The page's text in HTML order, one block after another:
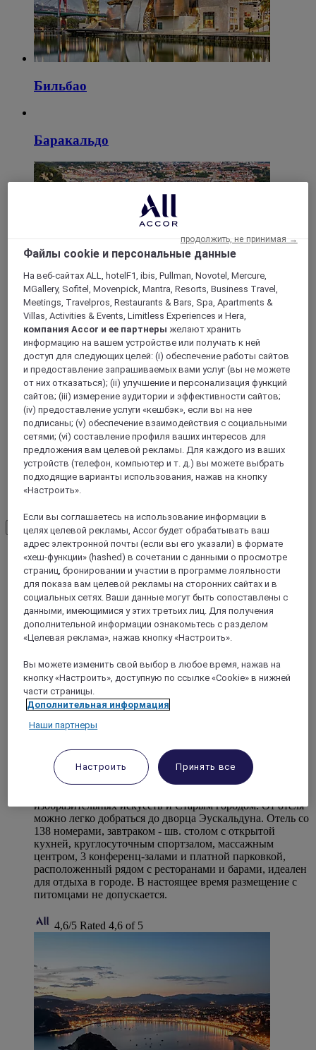
Бильбао
Баракальдо
Сан-Себастьян
Ирун
Арригорьяга
Load More See more items
БИЛЬБАО, Испания
Отель Mercure Жарден де Альбия Бильбао находится
рядом с основными городскими
изобразительных искусств и Старым городом. От отеля
можно легко добраться до дворца Эускальдуна. Отель со
138 номерами, завтраком - шв. столом с открытой
кухней, круглосуточным спортзалом, массажным
центром, 3 конференц-залами и платной парковкой,
расположенный рядом с ресторанами и барами, идеален
для отдыха в городе. В настоящее время размещение с
питомцами не допускается.
4,6/5 Rated 4,6 of 5
Файлы cookie и персональные данные
На веб-сайтах ALL, hotelF1, ibis, Pullman, Novotel, Mercure,
MGallery, Sofitel, Movenpick, Mantra, Resorts, Business Travel,
Meetings, Travelpros, Restaurants & Bars, Spa, Apartments &
Villas, Activities & Events, Limitless Experiences и Hera,
компания Accor и ее партнеры желают хранить
информацию на вашем устройстве или получать к ней
доступ для следующих целей: (i) обеспечение работы сайтов
и предоставление запрашиваемых вами услуг (вы не можете
от них отказаться); (ii) улучшение и персонализация функций
сайтов; (iii) измерение аудитории и эффективности сайтов;
(iv) предоставление услуги «кешбэк», если вы на нее
подписаны; (v) обеспечение взаимодействия с социальными
сетями; (vi) составление профиля ваших интересов для
предложения вам целевой рекламы. Для каждого из ваших
устройств (телефон, компьютер и т. д.) вы можете выбрать
подходящие варианты использования, нажав на кнопку
«Настроить».
Если вы соглашаетесь на использование информации в
целях целевой рекламы, Accor будет обрабатывать ваш
адрес электронной почты (если вы его указали) в формате
«хеш-функции» (hashed) в сочетании с данными о просмотре
страниц, бронировании и участии в программе лояльности
для показа вам целевой рекламы на сторонних сайтах и в
социальных сетях. Ваши данные могут быть сопоставлены с
данными, имеющимися у этих третьих лиц. Для получения
дополнительной информации ознакомьтесь с разделом
«Целевая реклама», нажав кнопку «Настроить».
Вы можете изменить свой выбор в любое время, нажав на
кнопку «Настроить», доступную по ссылке «Cookie» в нижней
части страницы.
Дополнительная информация
Наши партнеры
Настроить Принять все
продолжить, не принимая →